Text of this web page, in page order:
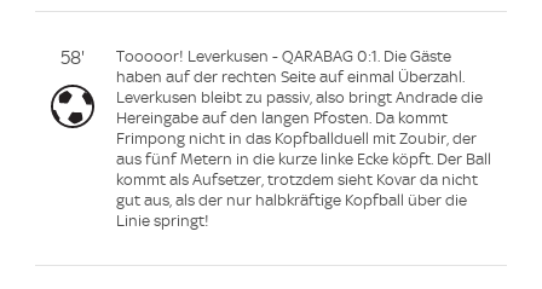
58'
Tooooor! Leverkusen - QARABAG 0:1. Die Gäste
haben auf der rechten Seite auf einmal Überzahl.
Leverkusen bleibt zu passiv, also bringt Andrade die
Hereingabe auf den langen Pfosten. Da kommt
Frimpong nicht in das Kopfballduell mit Zoubir, der
aus fünf Metern in die kurze linke Ecke köpft. Der Ball
kommt als Aufsetzer, trotzdem sieht Kovar da nicht
gut aus, als der nur halbkräftige Kopfball über die
Linie springt!